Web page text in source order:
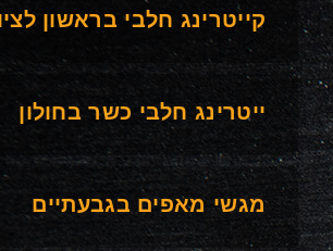
קייטרינג חלבי בראשון
ייטרינג חלבי כשר בחולון
מגשי מאפים בגבעתיים